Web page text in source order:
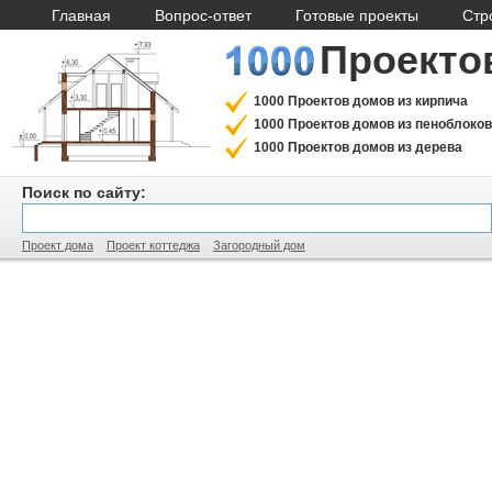
Главная Вопрос-ответ Готовые проекты
1000 Проектов домов из кирпича
1000 Проектов домов из пеноблоков
1000 Проектов домов из дерева
Поиск по сайту:
Проект дома Проект коттеджа Загородный дом